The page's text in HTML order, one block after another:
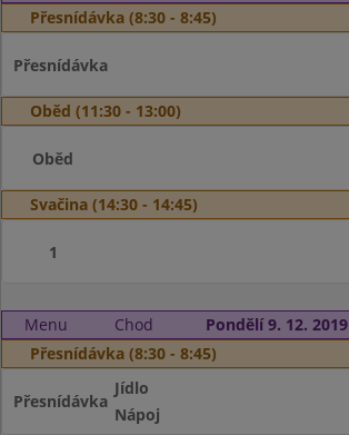
Přesnídávka (8:30 - 8:45)
Přesnídávka
Oběd (11:30 - 13:00)
Oběd
Svačina (14:30 - 14:45)
1
Menu Chod
Pondělí 9. 12. 2019
Přesnídávka (8:30 - 8:45)
Přesnídávka
Jídlo
Nápoj